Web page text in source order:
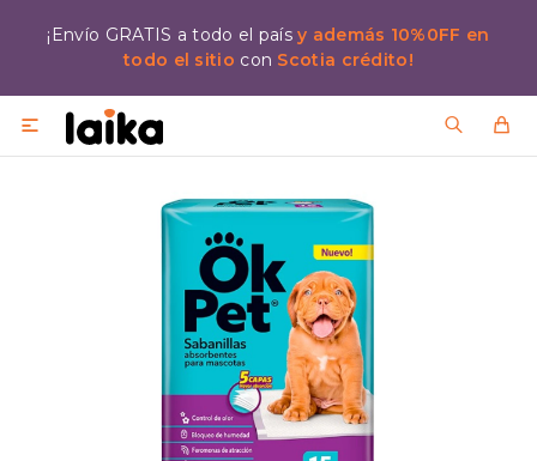
¡Envío GRATIS a todo el paísy además 10%0FF en
todo el sitio con Scotia crédito!
